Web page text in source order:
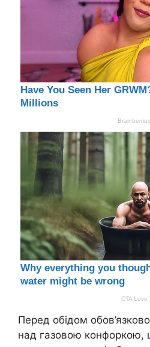
Перед обідом
над газовою конфоркою,